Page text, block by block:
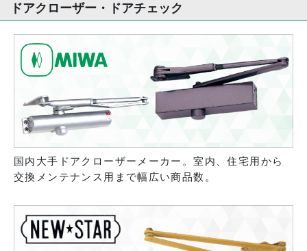
ドアクローザー・ドアチェック
国内大手ドアクローザーメーカー。室内、住宅用から
交換メンテナンス用まで幅広い商品数。